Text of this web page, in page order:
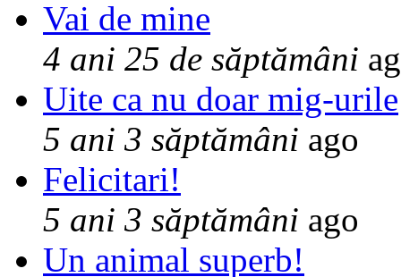
Vai de mine
4 ani 25 de săptămâni
Uite ca nu doar mig-urile
5 ani 3 săptămâni ago
Felicitari!
5 ani 3 săptămâni ago
Un animal superb!